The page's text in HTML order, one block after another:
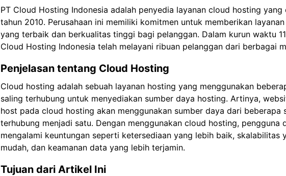
PT Cloud Hosting Indonesia adalah penyedia layanan cloud hosting
tahun 2010. Perusahaan ini memiliki komitmen untuk memberikan
yang terbaik dan berkualitas tinggi bagi pelanggan. Dalam kurun waktu
Cloud Hosting Indonesia telah melayani ribuan pelanggan dari berbagai
Penjelasan tentang Cloud Hosting
Cloud hosting adalah sebuah layanan hosting yang menggunakan
saling terhubung untuk menyediakan sumber daya hosting. Artinya,
host pada cloud hosting akan menggunakan sumber daya dari beberapa
terhubung menjadi satu. Dengan menggunakan cloud hosting, pengguna
mengalami keuntungan seperti ketersediaan yang lebih baik, skalabilitas
mudah, dan keamanan data yang lebih terjamin.
Tujuan dari Artikel Ini